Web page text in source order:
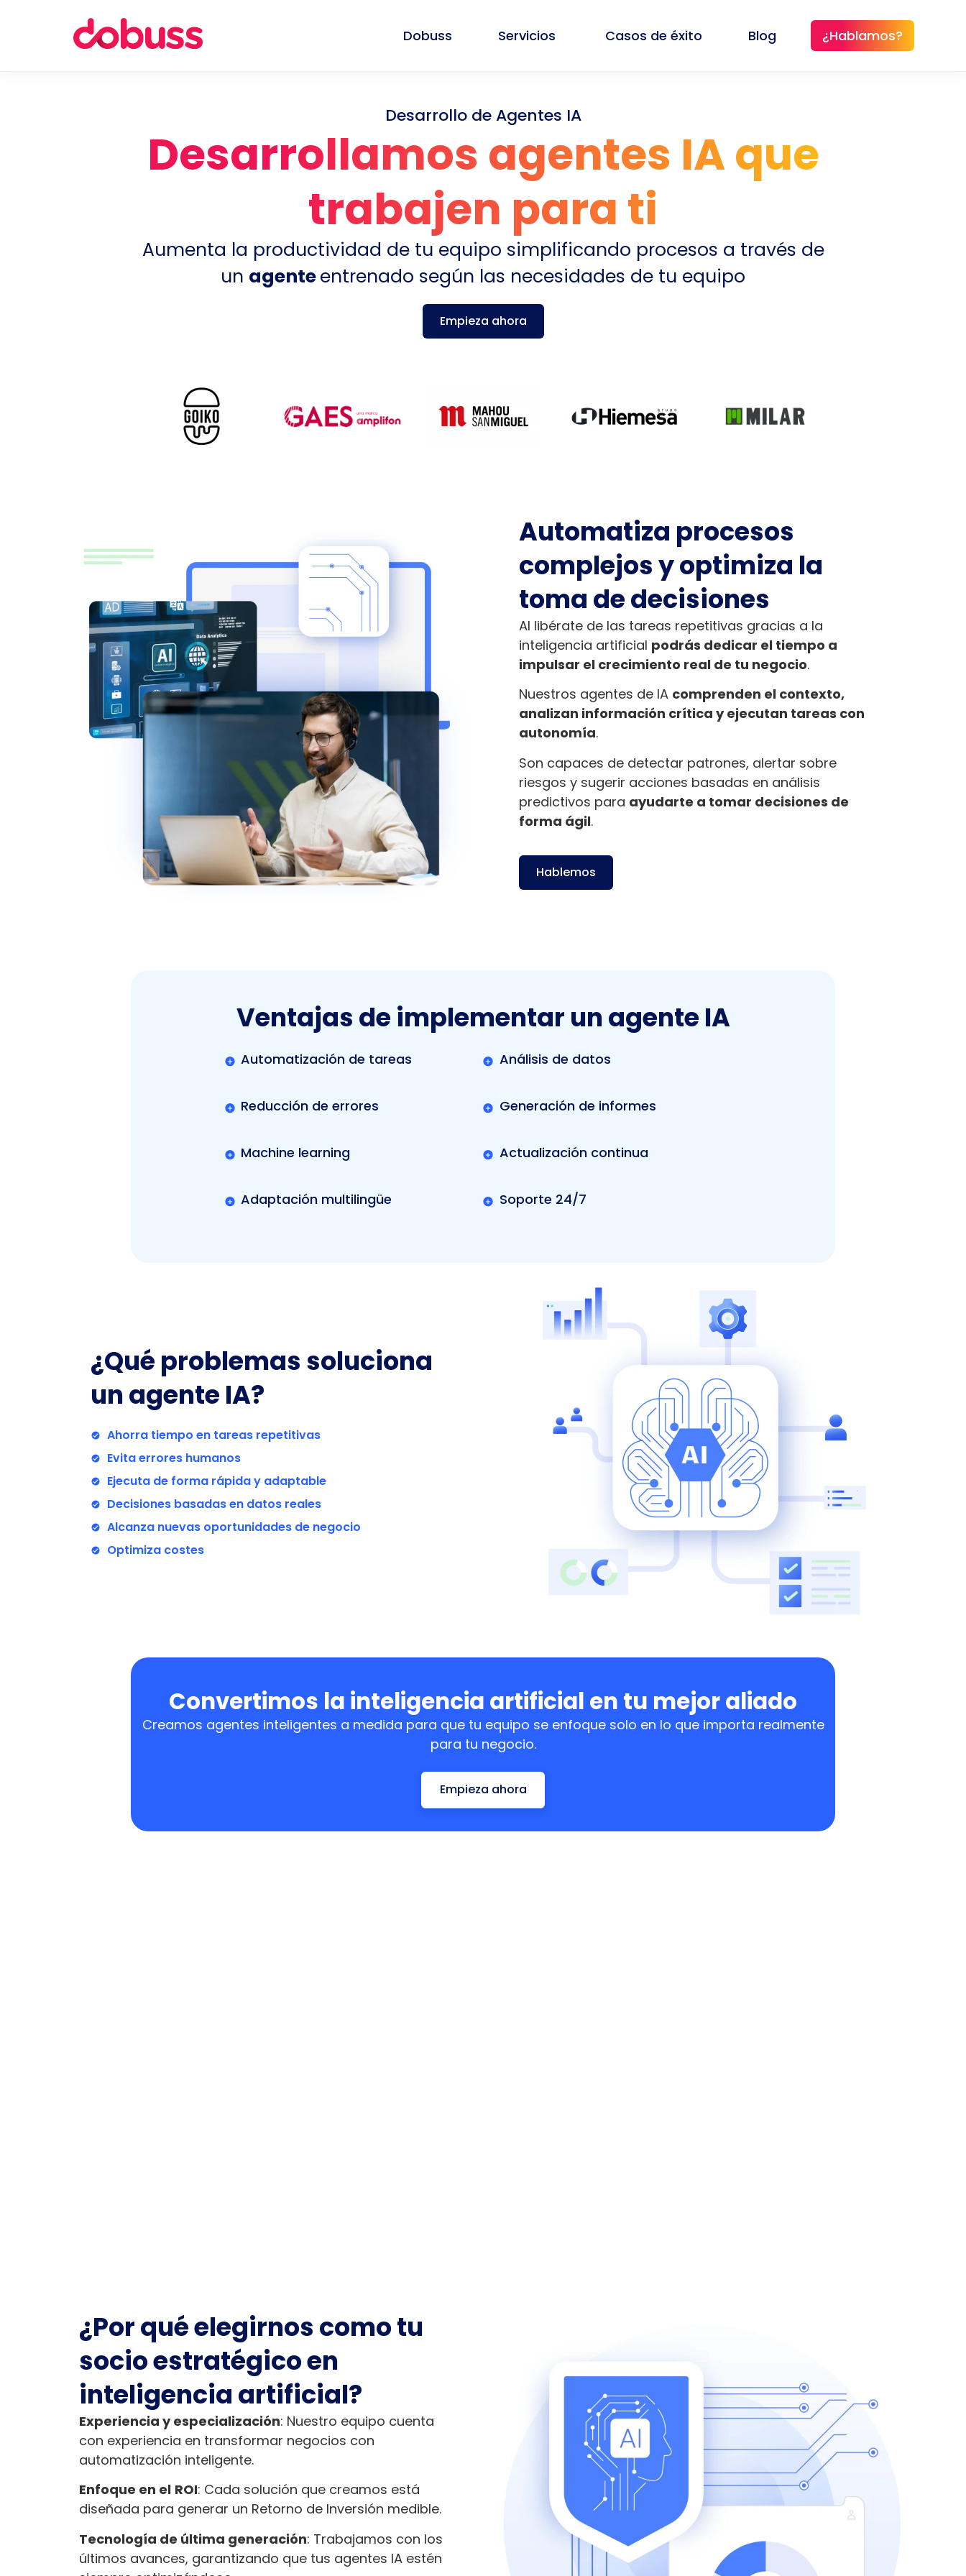
Dobuss Servicios Casos de éxito Blog ¿Hablamos?
Desarrollo de Agentes IA
Desarrollamos agentes IA que
trabajen para ti
Aumenta la productividad de tu equipo simplificando procesos a través de
un agenteentrenado según las necesidades de tu equipo
Empieza ahora
Automatiza procesos
complejos y optimiza la
toma de decisiones
Al libérate de las tareas repetitivas gracias a la
inteligencia artificial podrás dedicar el tiempo a
impulsar el crecimiento real de tu negocio.
Nuestros agentes de IA comprenden el contexto,
analizan información crítica y ejecutan tareas con
autonomía.
Son capaces de detectar patrones, alertar sobre
riesgos y sugerir acciones basadas en análisis
predictivos para ayudarte a tomar decisiones de
forma ágil.
Hablemos
Ventajas de implementar un agente IA
Automatización de tareas
Reducción de errores
Machine learning
Adaptación multilingüe
Análisis de datos
Generación de informes
Actualización continua
Soporte 24/7
¿Qué problemas soluciona
un agente IA?
Ahorra tiempo en tareas repetitivas
Evita errores humanos
Ejecuta de forma rápida y adaptable
Decisiones basadas en datos reales
Alcanza nuevas oportunidades de negocio
Optimiza costes
Convertimos la inteligencia artificial en tu mejor aliado
Creamos agentes inteligentes a medida para que tu equipo se enfoque solo en lo que importa realmente
para tu negocio.
Empieza ahora
¿Por qué elegirnos como tu
socio estratégico en
inteligencia artificial?
Experiencia y especialización: Nuestro equipo cuenta
con experiencia en transformar negocios con
automatización inteligente.
Enfoque en el ROI: Cada solución que creamos está
diseñada para generar un Retorno de Inversión medible.
Tecnología de última generación: Trabajamos con los
últimos avances, garantizando que tus agentes IA estén